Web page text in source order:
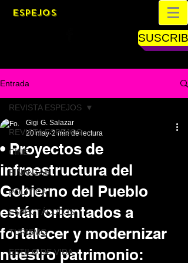
ESPEJOS
Entrada
REVISTA ESPEJOS
CINE
FINANZAS
POLÍTICA
ESPECTÁCULOS
TURISMO
ESTILO DE VIDA
REVISTA ESPEJOS
• Proyectos de
infraestructura del
Gobierno del Pueblo
están orientados a
fortalecer y modernizar
nuestro patrimonio:
Gigi G. Salazar
20 may 2 min de lectura